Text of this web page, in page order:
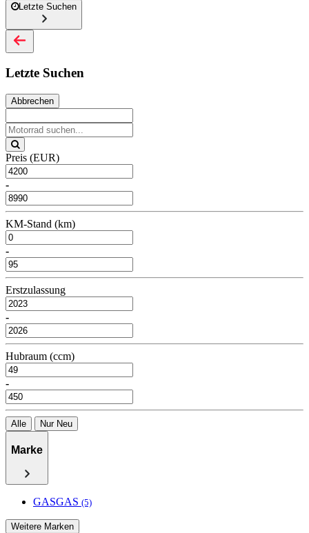
Letzte Suchen
Letzte Suchen
Abbrechen
Preis (EUR)
-
KM-Stand (km)
-
Erstzulassung
-
Hubraum (ccm)
-
Alle Nur Neu
Marke
GASGAS (5)
Weitere Marken